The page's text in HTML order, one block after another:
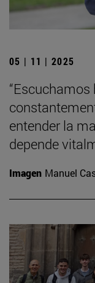
05 | 11 | 2025
“Escuchamos
entender la
depende
Imagen Manuel